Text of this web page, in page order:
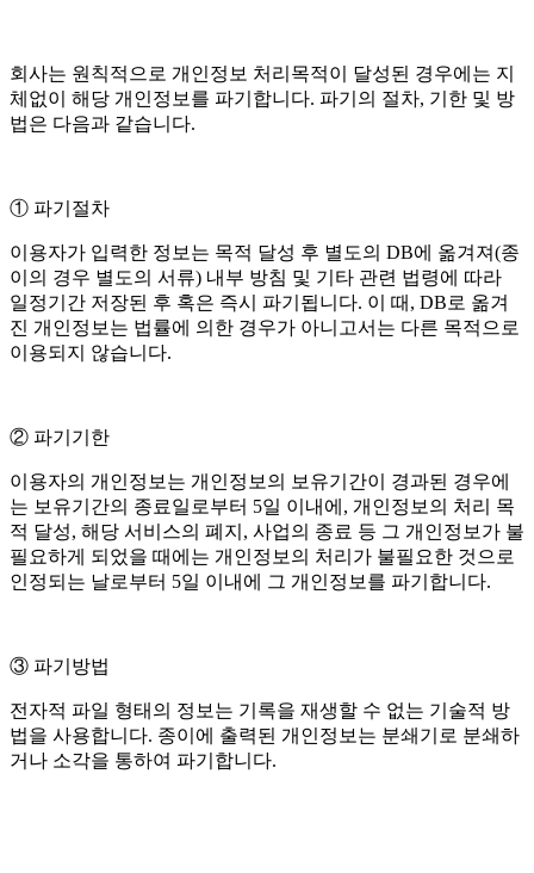
회사는 원칙적으로 개인정보 처리목적이 달성된 경우에는 지
체없이 해당 개인정보를 파기합니다. 파기의 절차, 기한 및 방
법은 다음과 같습니다.
① 파기절차
이용자가 입력한 정보는 목적 달성 후 별도의 DB에 옮겨져(종
이의 경우 별도의 서류) 내부 방침 및 기타 관련 법령에 따라
일정기간 저장된 후 혹은 즉시 파기됩니다. 이 때, DB로 옮겨
진 개인정보는 법률에 의한 경우가 아니고서는 다른 목적으로
이용되지 않습니다.
② 파기기한
이용자의 개인정보는 개인정보의 보유기간이 경과된 경우에
는 보유기간의 종료일로부터 5일 이내에, 개인정보의 처리 목
적 달성, 해당 서비스의 폐지, 사업의 종료 등 그 개인정보가 불
필요하게 되었을 때에는 개인정보의 처리가 불필요한 것으로
인정되는 날로부터 5일 이내에 그 개인정보를 파기합니다.
③ 파기방법
전자적 파일 형태의 정보는 기록을 재생할 수 없는 기술적 방
법을 사용합니다. 종이에 출력된 개인정보는 분쇄기로 분쇄하
거나 소각을 통하여 파기합니다.